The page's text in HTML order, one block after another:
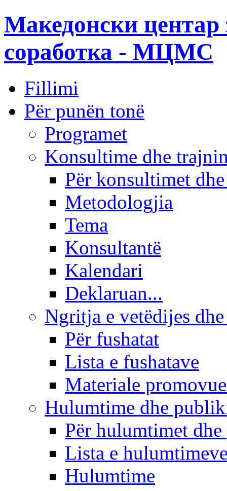
Македонски центар
соработка - МЦМС
Fillimi
Për punën tonë
Programet
Konsultime dhe
Për konsultimet
Metodologjia
Tema
Konsultantë
Kalendari
Deklaruan...
Ngritja e vetëdijes
Për fushatat
Lista e fushatave
Materiale
Hulumtime dhe
Për hulumtimet
Lista e
Hulumtime